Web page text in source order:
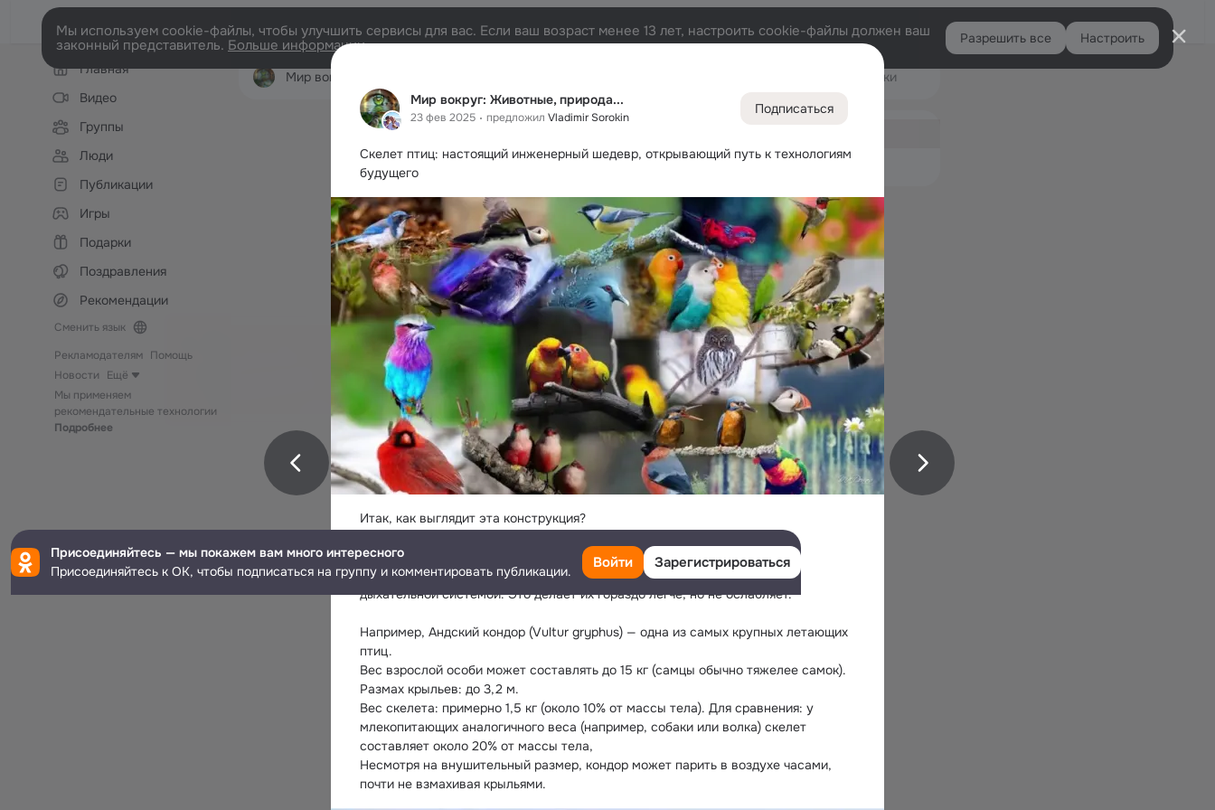
Мир вокруг: Животные, природа...
23 фев 2025 предложил Vladimir Sorokin
Подписаться
Скелет птиц: настоящий инженерный шедевр, открывающий путь к технологиям
будущего
Итак, как выглядит эта конструкция?
Многие кости у птиц содержат воздушные полости, соединённые с
дыхательной системой. Это делает их гораздо легче, но не ослабляет.
Например, Андский кондор (Vultur gryphus) — одна из самых крупных летающих
птиц.
Вес взрослой особи может составлять до 15 кг (самцы обычно тяжелее самок).
Размах крыльев: до 3,2 м.
Вес скелета: примерно 1,5 кг (около 10% от массы тела). Для сравнения: у
млекопитающих аналогичного веса (например, собаки или волка) скелет
составляет около 20% от массы тела,
Несмотря на внушительный размер, кондор может парить в воздухе часами,
почти не взмахивая крыльями.
Войти
Мы используем cookie-файлы, чтобы улучшить сервисы для вас. Если ваш возраст менее 13 лет, настроить cookie-файлы должен ваш
законный представитель. Больше информации Разрешить все Настроить
Левая
колонкаГлавная
Видео
Группы
Люди
Публикации
Игры
Подарки
Поздравления
Рекомендации
Сменить язык
Рекламодателям Помощь
Новости
Ещё
Мы применяем
рекомендательные технологии
Подробнее
Мир вокруг: Животные, природа... Подарки
Дополнительная
Обсуждаемые
Присоединяйтесь — мы покажем вам много интересного
Присоединяйтесь к ОК, чтобы подписаться на группу и комментировать публикации.
Войти Зарегистрироваться